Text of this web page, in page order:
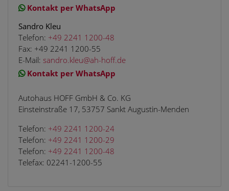
Kontakt per WhatsApp
Sandro Kleu
Telefon: +49 2241 1200-48
Fax: +49 2241 1200-55
E-Mail: sandro.kleu@ah-hoff.de
Kontakt per WhatsApp
Autohaus HOFF GmbH & Co. KG
Einsteinstraße 17, 53757 Sankt Augustin-Menden
Telefon: +49 2241 1200-24
Telefon: +49 2241 1200-29
Telefon: +49 2241 1200-48
Telefax: 02241-1200-55